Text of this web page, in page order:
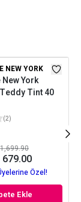
NEW YORK
York
Tint 40
(2)
Özel!
Ekle